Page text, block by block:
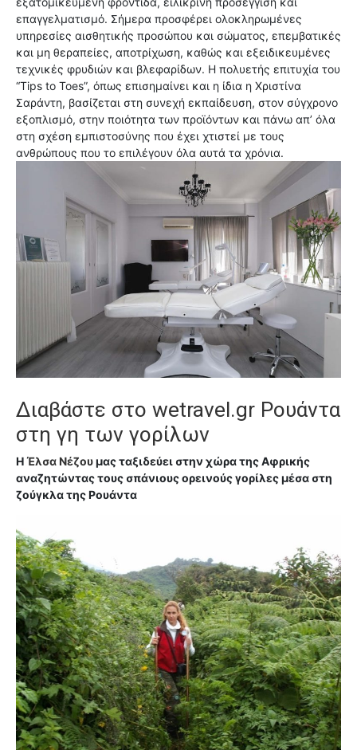
επαγγελματισμό. Σήμερα προσφέρει ολοκληρωμένες
υπηρεσίες αισθητικής προσώπου και σώματος, επεμβατικές
και μη θεραπείες, αποτρίχωση, καθώς και εξειδικευμένες
τεχνικές φρυδιών και βλεφαρίδων. Η πολυετής επιτυχία του
“Tips to Toes”, όπως επισημαίνει και η ίδια η Χριστίνα
Σαράντη, βασίζεται στη συνεχή εκπαίδευση, στον σύγχρονο
εξοπλισμό, στην ποιότητα των προϊόντων και πάνω απ’ όλα
στη σχέση εμπιστοσύνης που έχει χτιστεί με τους
ανθρώπους που το επιλέγουν όλα αυτά τα χρόνια.
Διαβάστε στο wetravel.gr Ρουάντα
στη γη των γορίλων
ΗΈλσα Νέζουμας ταξιδεύει στην χώρα της Αφρικής
αναζητώντας τους σπάνιους ορεινούς γορίλες μέσα στη
ζούγκλα της Ρουάντα